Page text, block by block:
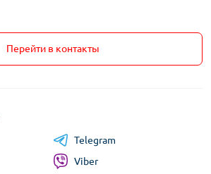
Перейти в контакты
Telegram
Viber